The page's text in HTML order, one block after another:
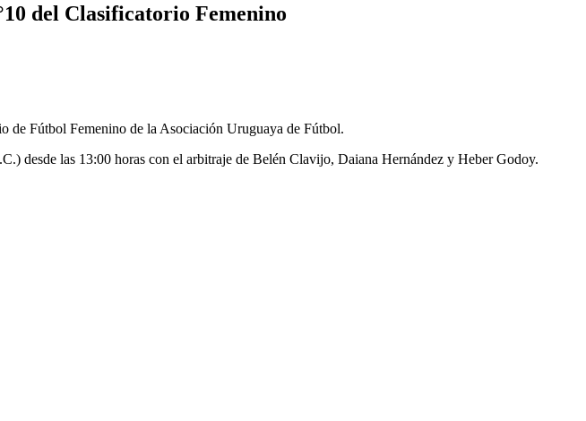
del Clasificatorio Femenino
de Fútbol Femenino de la Asociación Uruguaya de Fútbol.
desde las 13:00 horas con el arbitraje de Belén Clavijo, Daiana Hernández y Heber Godoy.